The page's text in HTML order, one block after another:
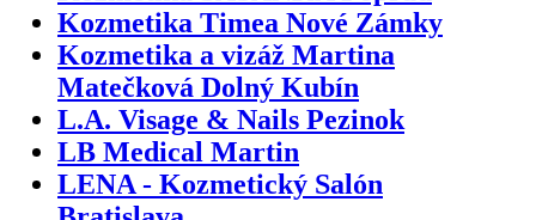
Kozmetika Timea Nové Zámky
Kozmetika a vizáž Martina
Matečková Dolný Kubín
L.A. Visage & Nails Pezinok
LB Medical Martin
LENA - Kozmetický Salón